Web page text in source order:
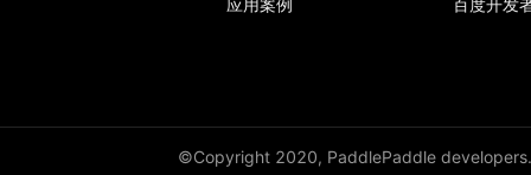
应用案例 百度开发
©Copyright 2020, PaddlePaddle developers.